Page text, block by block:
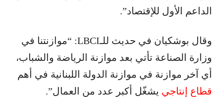
الداعم الأول للإقتصاد”.
وقال بوشكيان في حديث للـLBCI: “موازنتنا في
وزارة الصناعة تأتي بعد موازنة الرياضة والشباب،
أي آخر موازنة في موازنة الدولة اللبنانية في أهم
قطاع إنتاجي يشغّل أكبر عدد من العمال”.